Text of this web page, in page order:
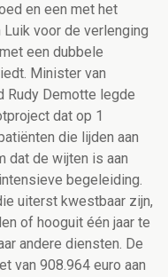
en een met het
voor de verlenging
een dubbele
Minister van
Rudy Demotte legde
dat op 1
die lijden aan
dat de wijten is aan
begeleiding.
uiterst kwestbaar zijn,
of hooguit één jaar te
andere diensten. De
van 908.964 euro aan